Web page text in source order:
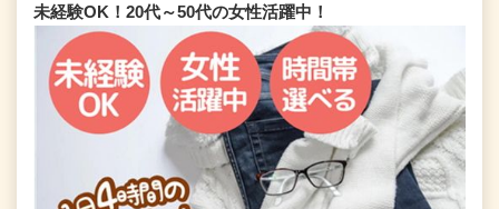
未経験OK！20代～50代の女性活躍中！